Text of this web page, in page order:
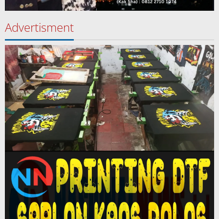
Advertisment